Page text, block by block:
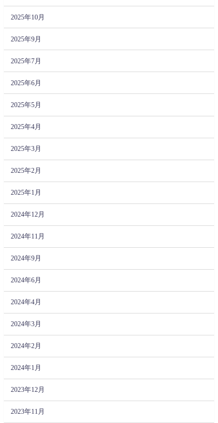
2025年10月
2025年9月
2025年7月
2025年6月
2025年5月
2025年4月
2025年3月
2025年2月
2025年1月
2024年12月
2024年11月
2024年9月
2024年6月
2024年4月
2024年3月
2024年2月
2024年1月
2023年12月
2023年11月